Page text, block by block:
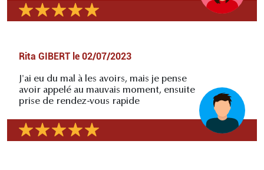
Rita GIBERT le 02/07/2023
J'ai eu du mal à les avoirs, mais je pense
avoir appelé au mauvais moment, ensuite
prise de rendez-vous rapide